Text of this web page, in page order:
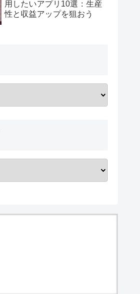
用したいアプリ10選：生産
性と収益アップを狙おう